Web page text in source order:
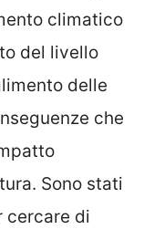
climatico
del livello
delle
che
Sono stati
cercare di